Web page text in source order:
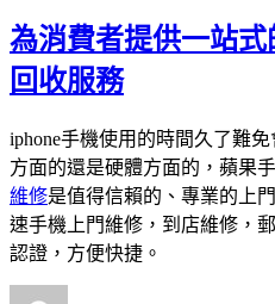
期:
為消費者提供一站式
回收服務
iphone手機使用的時間久了難
方面的還是硬體方面的，蘋果
維修是值得信賴的、專業的上
速手機上門維修，到店維修，
認證，方便快捷。